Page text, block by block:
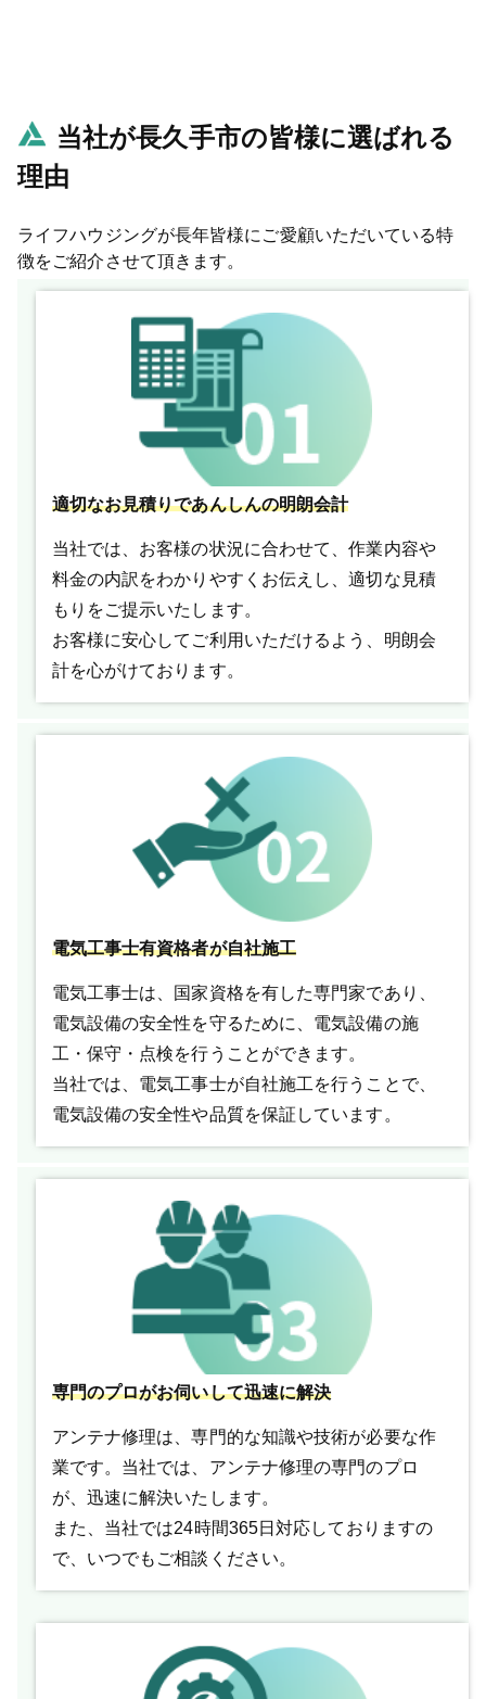
当社が長久手市の皆様に選ばれる
理由
ライフハウジングが長年皆様にご愛顧いただいている特
徴をご紹介させて頂きます。
適切なお見積りであんしんの明朗会計
当社では、お客様の状況に合わせて、作業内容や
料金の内訳をわかりやすくお伝えし、適切な見積
もりをご提示いたします。
お客様に安心してご利用いただけるよう、明朗会
計を心がけております。
電気工事士有資格者が自社施工
電気工事士は、国家資格を有した専門家であり、
電気設備の安全性を守るために、電気設備の施
工・保守・点検を行うことができます。
当社では、電気工事士が自社施工を行うことで、
電気設備の安全性や品質を保証しています。
専門のプロがお伺いして迅速に解決
アンテナ修理は、専門的な知識や技術が必要な作
業です。当社では、アンテナ修理の専門のプロ
が、迅速に解決いたします。
また、当社では24時間365日対応しておりますの
で、いつでもご相談ください。